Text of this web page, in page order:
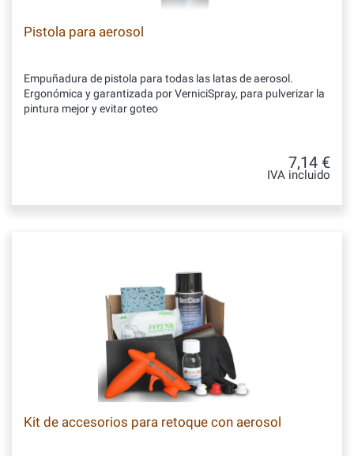
Pistola para aerosol
Empuñadura de pistola para todas las latas de aerosol.
Ergonómica y garantizada por VerniciSpray, para pulverizar la
pintura mejor y evitar goteo
7,14 €
IVA incluido
Kit de accesorios para retoque con aerosol